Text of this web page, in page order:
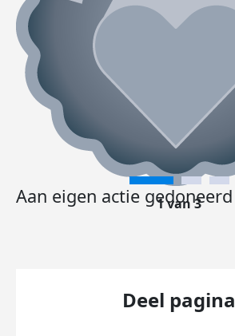
Aan eigen actie gedoneerd
1 van 3
Deel pagina